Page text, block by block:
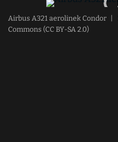
Airbus A321 aerolinek Condor
Commons (CC BY-SA 2.0)